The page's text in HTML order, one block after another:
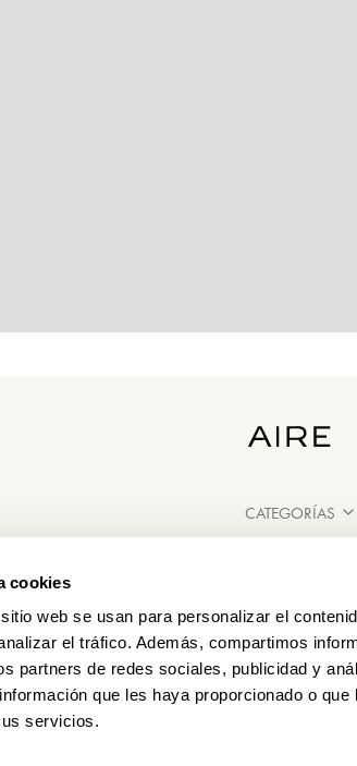
cookies
web se usan para personalizar el
el tráfico. Además, compartimos
partners de redes sociales, publicidad y
que les haya proporcionado o
servicios.
CATEGORÍAS
PUNTOS DE VENTA